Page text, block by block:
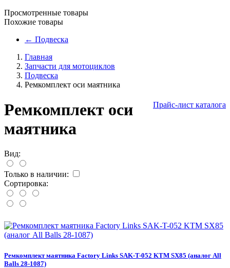
Просмотренные товары
Похожие товары
← Подвеска
Главная
Запчасти для мотоциклов
Подвеска
Ремкомплект оси маятника
Прайс-лист каталога
Ремкомплект оси
маятника
Вид:
Только в наличии:
Сортировка:
Ремкомплект маятника Factory Links SAK-T-052 KTM SX85 (аналог All
Balls 28-1087)